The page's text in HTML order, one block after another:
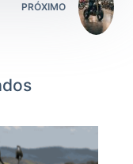
PRÓXIMO